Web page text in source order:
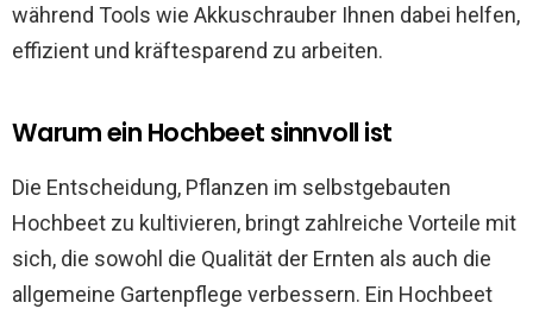
während Tools wie Akkuschrauber Ihnen dabei helfen,
effizient und kräftesparend zu arbeiten.
Warum ein Hochbeet sinnvoll ist
Die Entscheidung, Pflanzen im selbstgebauten
Hochbeet zu kultivieren, bringt zahlreiche Vorteile mit
sich, die sowohl die Qualität der Ernten als auch die
allgemeine Gartenpflege verbessern. Ein Hochbeet